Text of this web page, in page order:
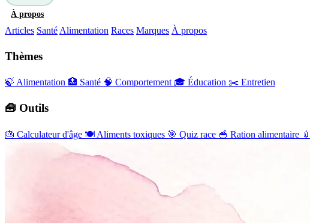
À propos
Articles Santé Alimentation Races Marques À propos
Thèmes
🍃 Alimentation 🏥 Santé 🧠 Comportement 🎓 Éducation ✂️ Entretien
🧰 Outils
🎂 Calculateur d'âge 🍽️ Aliments toxiques 🎯 Quiz race 🥣 Ration alimentaire 💉